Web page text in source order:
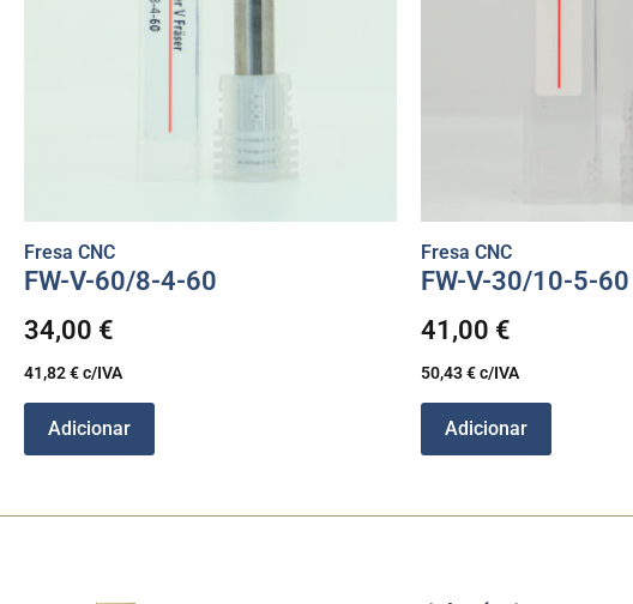
Fresa CNC
FW-V-60/8-4-60
34,00 €
41,82€c/IVA
Adicionar
Fresa CNC
FW-V-30/10-5-60
41,00 €
50,43€c/IVA
Adicionar